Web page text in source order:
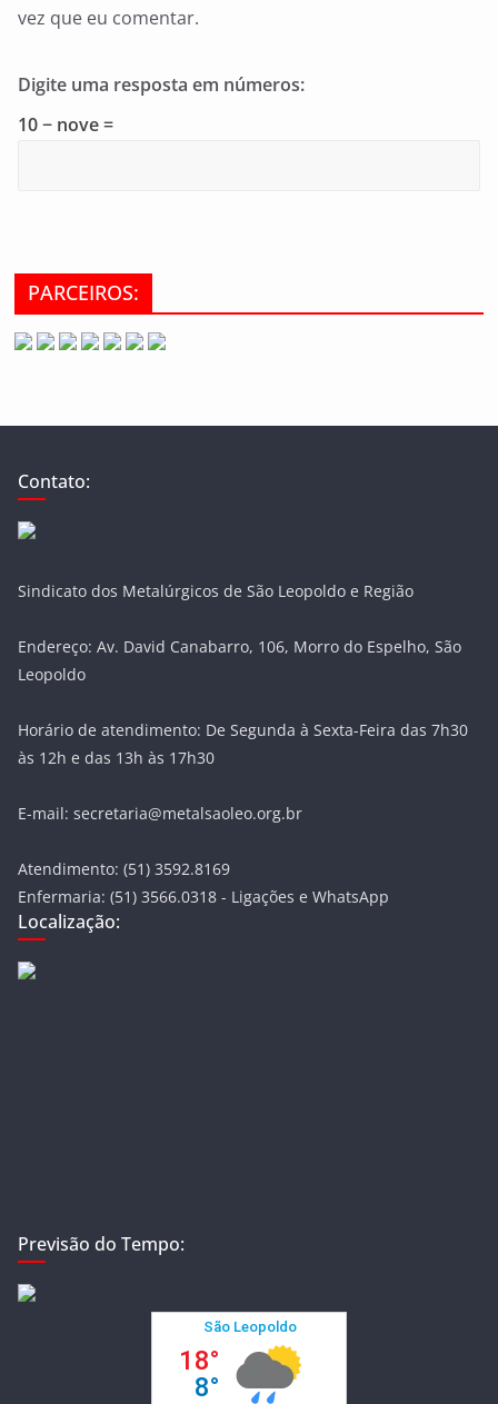
vez que eu comentar.
Digite uma resposta em números:
10 − nove =
PARCEIROS:
Contato:
Sindicato dos Metalúrgicos de São Leopoldo e Região
Endereço: Av. David Canabarro, 106, Morro do Espelho, São
Leopoldo
Horário de atendimento: De Segunda à Sexta-Feira das 7h30
às 12h e das 13h às 17h30
E-mail: secretaria@metalsaoleo.org.br
Atendimento: (51) 3592.8169
Enfermaria: (51) 3566.0318 - Ligações e WhatsApp
Localização:
Previsão do Tempo: